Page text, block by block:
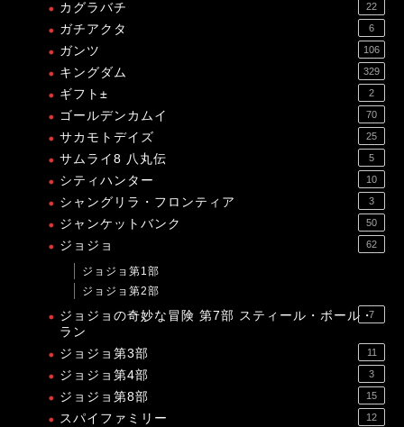
カグラバチ 22
ガチアクタ 6
ガンツ 106
キングダム 329
ギフト± 2
ゴールデンカムイ 70
サカモトデイズ 25
サムライ8 八丸伝 5
シティハンター 10
シャングリラ・フロンティア 3
ジャンケットバンク 50
ジョジョ 62
ジョジョ第1部
ジョジョ第2部
ジョジョの奇妙な冒険 第7部 スティール・ボール・
ラン
7
ジョジョ第3部 11
ジョジョ第4部 3
ジョジョ第8部 15
スパイファミリー 12